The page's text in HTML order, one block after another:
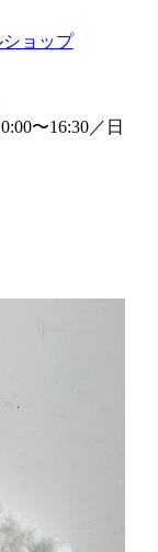
〜16:30／日